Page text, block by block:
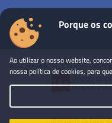
Sites de
Porque os
Ao utilizar o nosso website,
nossa política de cookies, para
Ministério da